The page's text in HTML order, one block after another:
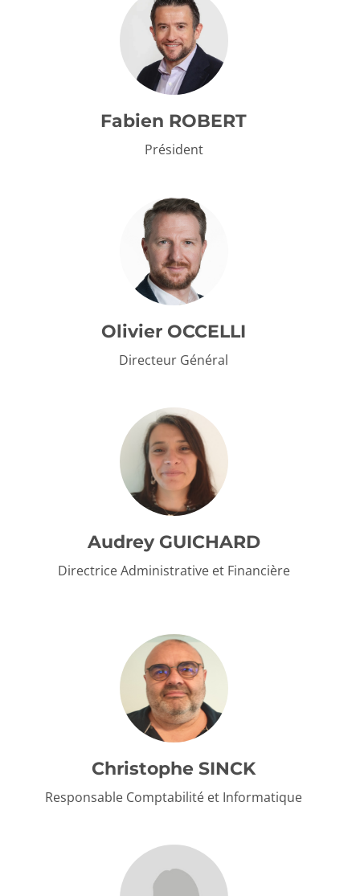
Fabien ROBERT
Président
Olivier OCCELLI
Directeur Général
Audrey GUICHARD
Directrice Administrative et Financière
Christophe SINCK
Responsable Comptabilité et Informatique